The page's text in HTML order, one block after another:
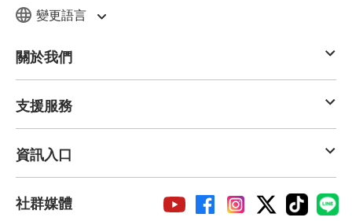
變更語言
關於我們
支援服務
資訊入口
社群媒體